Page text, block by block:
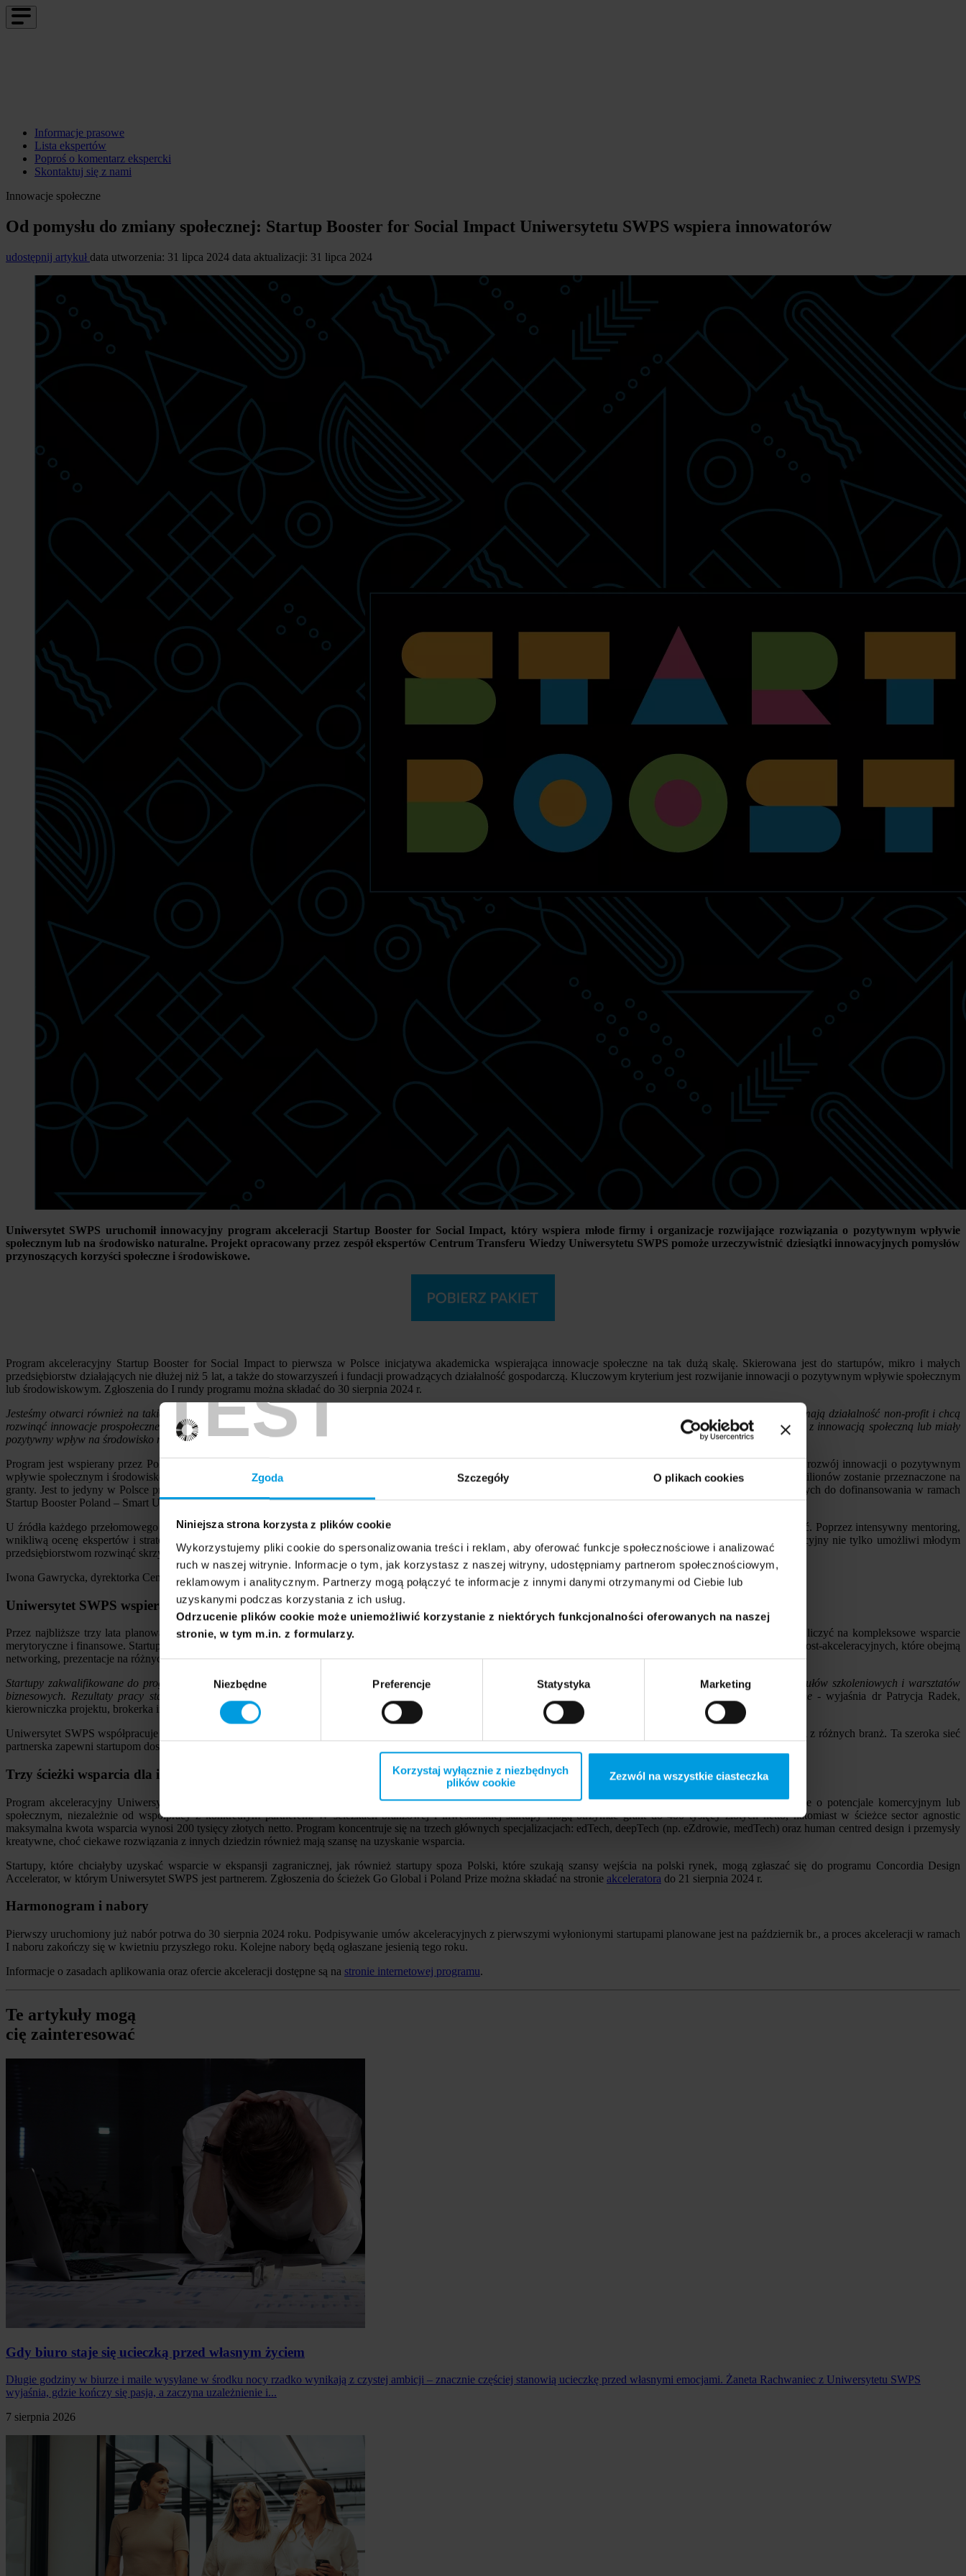
TEST
Zgoda Szczegóły O plikach cookies
Niniejsza strona korzysta z plików cookie
Wykorzystujemy pliki cookie do spersonalizowania treści i reklam, aby oferować funkcje społecznościowe i analizować
ruch w naszej witrynie. Informacje o tym, jak korzystasz z naszej witryny, udostępniamy partnerom społecznościowym,
reklamowym i analitycznym. Partnerzy mogą połączyć te informacje z innymi danymi otrzymanymi od Ciebie lub
uzyskanymi podczas korzystania z ich usług.
Odrzucenie plików cookie może uniemożliwić korzystanie z niektórych funkcjonalności oferowanych na naszej
stronie, w tym m.in. z formularzy.
zgody
Niezbędne Preferencje Statystyka Marketing
Korzystaj wyłącznie z niezbędnych
plików cookie
Zezwól na wszystkie ciasteczka
Informacje prasowe
Lista ekspertów
Poproś o komentarz ekspercki
Skontaktuj się z nami
Innowacje społeczne
Od pomysłu do zmiany społecznej: Startup Booster for Social Impact Uniwersytetu SWPS wspiera innowatorów
udostępnij artykuł data utworzenia: 31 lipca 2024 data aktualizacji: 31 lipca 2024
Uniwersytet SWPS uruchomił innowacyjny program akceleracji Startup Booster for Social Impact, który wspiera młode firmy i organizacje rozwijające rozwiązania o pozytywnym wpływie
społecznym lub na środowisko naturalne. Projekt opracowany przez zespół ekspertów Centrum Transferu Wiedzy Uniwersytetu SWPS pomoże urzeczywistnić dziesiątki innowacyjnych pomysłów
przynoszących korzyści społeczne i środowiskowe.
Program akceleracyjny Startup Booster for Social Impact to pierwsza w Polsce inicjatywa akademicka wspierająca innowacje społeczne na tak dużą skalę. Skierowana jest do startupów, mikro i małych
przedsiębiorstw działających nie dłużej niż 5 lat, a także do stowarzyszeń i fundacji prowadzących działalność gospodarczą. Kluczowym kryterium jest rozwijanie innowacji o pozytywnym wpływie społecznym
lub środowiskowym. Zgłoszenia do I rundy programu można składać do 30 sierpnia 2024 r.
Jesteśmy otwarci również na takie niekonwencjonalne formy prowadzenia działalności gospodarczej, jak fundacje, stowarzyszenia, które spełniają wymogi startupu, ale np. mają działalność non-profit i chcą
rozwinąć innowacje prospołeczne lub prośrodowiskowe. Co ważne, bardzo mocno skupiamy się na tym, by projekty wpisywały się w cele zrównoważonego rozwoju, wiązały z innowacją społeczną lub miały
pozytywny wpływ na środowisko naturalne
- podkreśla Iwona Gawrycka, dyrektorka Centrum Transferu Wiedzy Uniwersytetu SWPS.
Program jest wspierany przez Polską Agencję Rozwoju Przedsiębiorczości (PARP) w ramach Funduszy Europejskich dla Nowoczesnej Gospodarki (FENG) i ma wspierać rozwój innowacji o pozytywnym
wpływie społecznym i środowiskowym. Budżet programu wynosi około 12 milionów złotych, z czego ponad 11,5 miliona jest dofinansowane ze środków publicznych. 10 milionów zostanie przeznaczone na
granty. Jest to jedyny w Polsce projekt przygotowany przez uczelnię, który znalazł się wśród najbardziej atrakcyjnych i efektywnych koncepcji akceleracji startupów wybranych do dofinansowania w ramach
Startup Booster Poland – Smart UP.
U źródła każdego przełomowego projektu stoi innowator lub zespół innowatorów. Nasza inicjatywa tworzy środowisko, w którym takie wizjonerskie pomysły mogą rozkwitać. Poprzez intensywny mentoring,
wnikliwą ocenę ekspertów i strategiczne wsparcie finansowe, pomożemy przekuwać obiecujące koncepcje w prężne startupy. Głęboko wierzymy, że nasz program akceleracyjny nie tylko umożliwi młodym
przedsiębiorstwom rozwinąć skrzydła, ale również wprowadzić na rynek innowacje, które przyniosą realne i pozytywne zmiany dla społeczeństwa i środowiska.
Iwona Gawrycka, dyrektorka Centrum Transferu Wiedzy Uniwersytetu SWPS
Uniwersytet SWPS wspiera innowacje, które mają znaczenie
Przez najbliższe trzy lata planowane jest przeprowadzenie pięciu rund akceleracji, każda ma trwać sześć miesięcy. Podczas każdej z nich uczestnicy programu będą mogli liczyć na kompleksowe wsparcie
merytoryczne i finansowe. Startup Booster for Social Impact nie kończy się na tym etapie akceleracji. Po zakończeniu tej fazy startupy będą nadal wspierane w ramach działań post-akceleracyjnych, które obejmą
networking, prezentacje na różnych wydarzeniach oraz wsparcie w pozyskiwaniu nowych klientów i budowaniu marki.
Startupy zakwalifikowane do programu będą mogły korzystać z szerokiej oferty wsparcia: 12 godzin mentoringu, 5 godzin konsultacji eksperckich miesięcznie oraz 10 modułów szkoleniowych i warsztatów
biznesowych. Rezultaty pracy startupów będą prezentowane podczas demo days, a program przewiduje także działania networkingowe oraz wsparcie post-akceleracyjne- wyjaśnia dr Patrycja Radek,
kierowniczka projektu, brokerka innowacji z Centrum Transferu Wiedzy Uniwersytetu SWPS.
Uniwersytet SWPS współpracuje z ponad 40 partnerami, w tym firmami doradczymi, kancelariami prawnymi i patentowymi, funduszami VC oraz dużymi przedsiębiorstwami z różnych branż. Ta szeroka sieć
partnerska zapewni startupom dostęp do cennej wiedzy i kontaktów biznesowych.
Trzy ścieżki wsparcia dla innowatorów
Program akceleracyjny Uniwersytetu SWPS oferuje trzy ścieżki wsparcia: branżową, inwestorską oraz sector agnostic, skierowaną do startupów rozwijających innowacje o potencjale komercyjnym lub
społecznym, niezależnie od współpracy z konkretnym partnerem. W ścieżkach branżowej i inwestorskiej startupy mogą otrzymać grant do 400 tysięcy złotych netto, natomiast w ścieżce sector agnostic
maksymalna kwota wsparcia wynosi 200 tysięcy złotych netto. Program koncentruje się na trzech głównych specjalizacjach: edTech, deepTech (np. eZdrowie, medTech) oraz human centred design i przemysły
kreatywne, choć ciekawe rozwiązania z innych dziedzin również mają szansę na uzyskanie wsparcia.
Startupy, które chciałyby uzyskać wsparcie w ekspansji zagranicznej, jak również startupy spoza Polski, które szukają szansy wejścia na polski rynek, mogą zgłaszać się do programu Concordia Design
Accelerator, w którym Uniwersytet SWPS jest partnerem. Zgłoszenia do ścieżek Go Global i Poland Prize można składać na stronie akceleratora do 21 sierpnia 2024 r.
Harmonogram i nabory
Pierwszy uruchomiony już nabór potrwa do 30 sierpnia 2024 roku. Podpisywanie umów akceleracyjnych z pierwszymi wyłonionymi startupami planowane jest na październik br., a proces akceleracji w ramach
I naboru zakończy się w kwietniu przyszłego roku. Kolejne nabory będą ogłaszane jesienią tego roku.
Informacje o zasadach aplikowania oraz ofercie akceleracji dostępne są na stronie internetowej programu.
Te artykuły mogą
cię zainteresować
Gdy biuro staje się ucieczką przed własnym życiem
Długie godziny w biurze i maile wysyłane w środku nocy rzadko wynikają z czystej ambicji – znacznie częściej stanowią ucieczkę przed własnymi emocjami. Żaneta Rachwaniec z Uniwersytetu SWPS
wyjaśnia, gdzie kończy się pasja, a zaczyna uzależnienie i...
7 sierpnia 2026